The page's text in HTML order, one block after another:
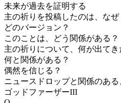
未来が過去を証明する
主の祈りを投稿したのは、なぜ
どのバージョン？
このことは、どう関係がある？
主の祈りについて、何が出てき
何と関係がある？
偶然を信じる？
ニュースドロップと関係のあ
ゴッドファーザーIII